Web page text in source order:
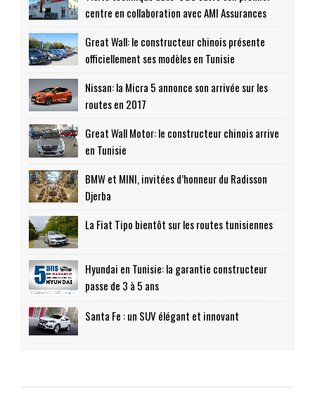
centre en collaboration avec AMI Assurances
Great Wall: le constructeur chinois présente
officiellement ses modèles en Tunisie
Nissan: la Micra 5 annonce son arrivée sur les
routes en 2017
Great Wall Motor: le constructeur chinois arrive
en Tunisie
BMW et MINI, invitées d’honneur du Radisson
Djerba
La Fiat Tipo bientôt sur les routes tunisiennes
Hyundai en Tunisie: la garantie constructeur
passe de 3 à 5 ans
Santa Fe : un SUV élégant et innovant